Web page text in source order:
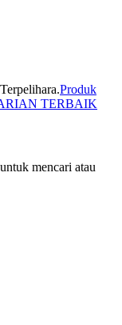
Produk
TERBAIK
mencari atau